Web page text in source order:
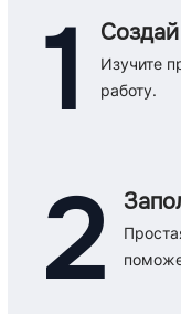
1
Изучите
работу.
2